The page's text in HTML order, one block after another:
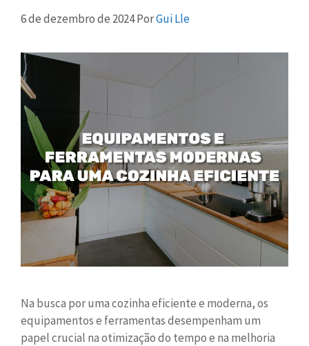
6 de dezembro de 2024PorGui Lle
Na busca por uma cozinha eficiente e moderna, os
equipamentos e ferramentas desempenham um
papel crucial na otimização do tempo e na melhoria